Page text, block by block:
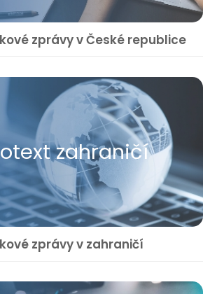
zprávy v České republice
zahraničí
zprávy v zahraničí